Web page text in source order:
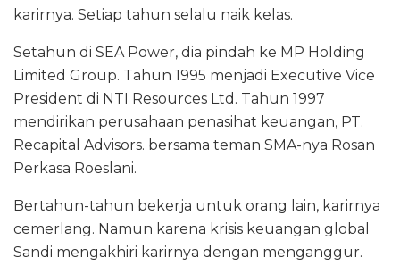
karirnya. Setiap tahun selalu naik kelas.
Setahun di SEA Power, dia pindah ke MP Holding
Limited Group. Tahun 1995 menjadi Executive Vice
President di NTI Resources Ltd. Tahun 1997
mendirikan perusahaan penasihat keuangan, PT.
Recapital Advisors. bersama teman SMA-nya Rosan
Perkasa Roeslani.
Bertahun-tahun bekerja untuk orang lain, karirnya
cemerlang. Namun karena krisis keuangan global
Sandi mengakhiri karirnya dengan menganggur.